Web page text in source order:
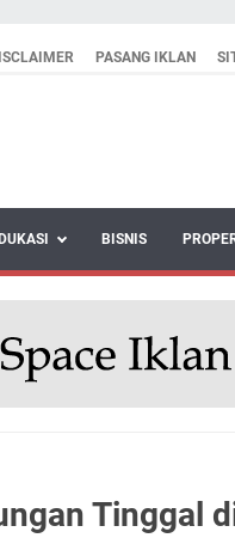
PASANG IKLAN
BISNIS
Tinggal